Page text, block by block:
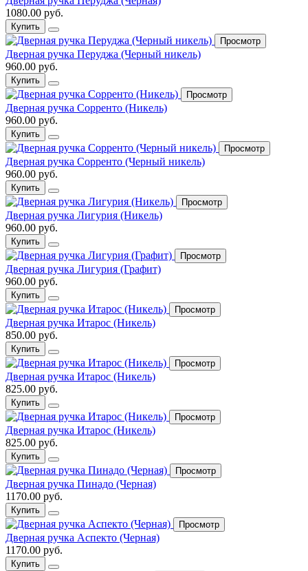
1080.00 руб.
Купить
Просмотр
Дверная ручка Перуджа (Черный никель)
960.00 руб.
Купить
Просмотр
Дверная ручка Сорренто (Никель)
960.00 руб.
Купить
Просмотр
Дверная ручка Сорренто (Черный никель)
960.00 руб.
Купить
Просмотр
Дверная ручка Лигурия (Никель)
960.00 руб.
Купить
Просмотр
Дверная ручка Лигурия (Графит)
960.00 руб.
Купить
Просмотр
Дверная ручка Итарос (Никель)
850.00 руб.
Купить
Просмотр
Дверная ручка Итарос (Никель)
825.00 руб.
Купить
Просмотр
Дверная ручка Итарос (Никель)
825.00 руб.
Купить
Просмотр
Дверная ручка Пинадо (Черная)
1170.00 руб.
Купить
Просмотр
Дверная ручка Аспекто (Черная)
1170.00 руб.
Купить